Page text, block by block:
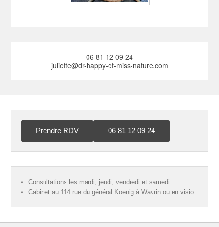
06 81 12 09 24
juliette@dr-happy-et-miss-nature.com
Prendre RDV 06 81 12 09 24
Consultations les mardi, jeudi, vendredi et samedi
Cabinet au 114 rue du général Koenig à Wavrin ou en visio